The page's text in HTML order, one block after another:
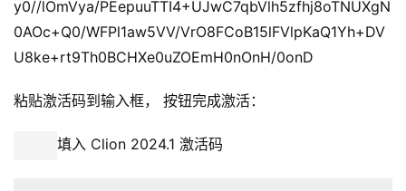
y0//lOmVya/PEepuuTTI4+UJwC7qbVlh5zfhj8oTNUXgN
0AOc+Q0/WFPl1aw5VV/VrO8FCoB15lFVlpKaQ1Yh+DV
U8ke+rt9Th0BCHXe0uZOEmH0nOnH/0onD
粘贴激活码到输入框， 按钮完成激活：
填入 Clion 2024.1 激活码